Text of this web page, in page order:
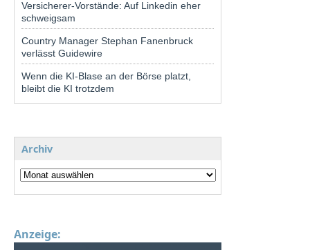
Versicherer-Vorstände: Auf Linkedin eher
schweigsam
Country Manager Stephan Fanenbruck
verlässt Guidewire
Wenn die KI-Blase an der Börse platzt,
bleibt die KI trotzdem
Archiv
Anzeige: